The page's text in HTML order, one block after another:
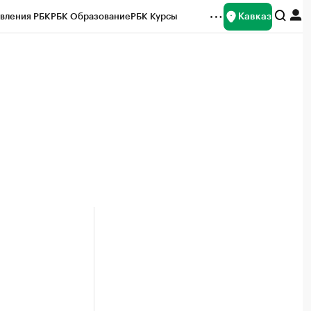
РБКРБК ОбразованиеРБК Курсы Кавказ